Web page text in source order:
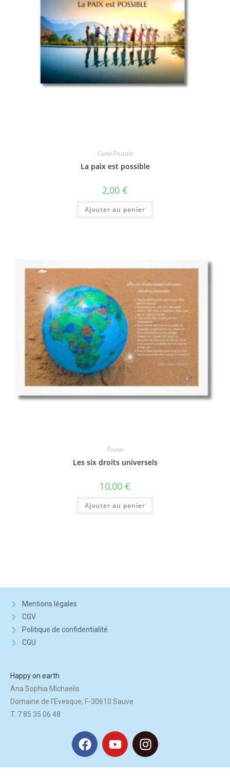
Carte Postale
La paix est possible
2,00 €
Ajouter au panier
Poster
Les six droits universels
10,00 €
Ajouter au panier
Mentions légales
CGV
Politique de confidentialité
CGU
Happy on earth
Ana Sophia Michaelis
Domaine de l’Evesque, F-30610 Sauve
T. 7 85 35 06 48